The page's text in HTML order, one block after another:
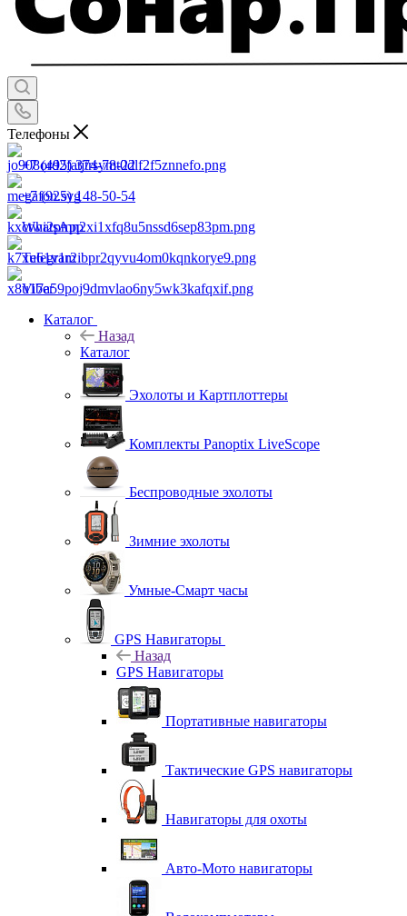
Телефоны
+7 (495) 374-78-22
+7 (925) 148-50-54
WhatsApp
Telegram
Viber
Каталог
Назад
Каталог
Эхолоты и Картплоттеры
Комплекты Panoptix LiveScope
Беспроводные эхолоты
Зимние эхолоты
Умные-Смарт часы
GPS Навигаторы
Назад
GPS Навигаторы
Портативные навигаторы
Тактические GPS навигаторы
Навигаторы для охоты
Авто-Мото навигаторы